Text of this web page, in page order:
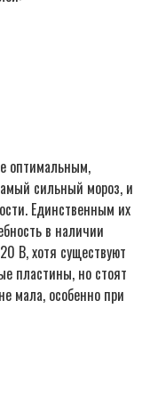
оптимальным,
сильный мороз, и
Единственным их
в наличии
В, хотя существуют
пластины, но стоят
мала, особенно при